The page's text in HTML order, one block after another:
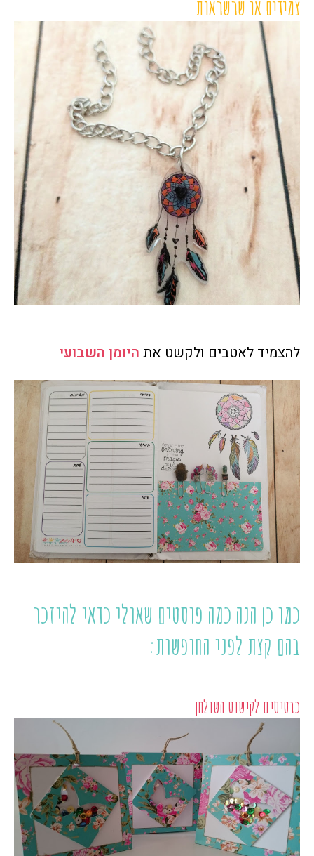
צמידים או שרשראות
להצמיד לאטבים ולקשט את היומן השבועי
כמו כן הנה כמה פוסטים שאולי כדאי להיזכר
בהם קצת לפני החופשות:
כרטיסים לקישוט השולחן